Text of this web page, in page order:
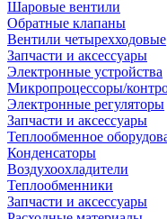
Шаровые вентили
Обратные клапаны
Вентили четырехходовые
Запчасти и аксессуары
Электронные устройства
Микропроцессоры/
Электронные регуляторы
Запчасти и аксессуары
Теплообменное
Конденсаторы
Воздухоохладители
Теплообменники
Запчасти и аксессуары